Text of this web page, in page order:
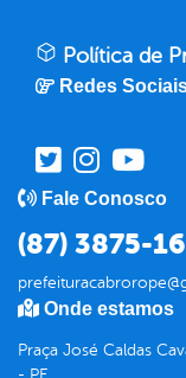
Política de
Redes
Fale Conosco
(87) 3875-
Onde estamos
Praça José Caldas